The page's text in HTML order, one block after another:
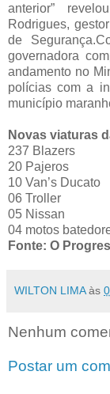
anterior”
Rodrigues,
de
governadora
andamento no
polícias com a
município
Novas viaturas
237 Blazers
20 Pajeros
10 Van’s Ducato
06 Troller
05 Nissan
04 motos
Fonte: O
WILTON LIMA às
Nenhum
Postar um